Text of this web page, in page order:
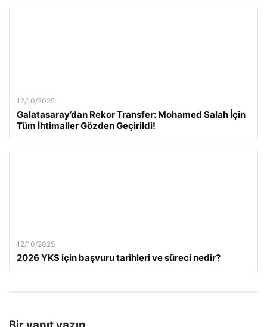
12/10/2025
Galatasaray’dan Rekor Transfer: Mohamed Salah İçin
Tüm İhtimaller Gözden Geçirildi!
12/10/2025
2026 YKS için başvuru tarihleri ve süreci nedir?